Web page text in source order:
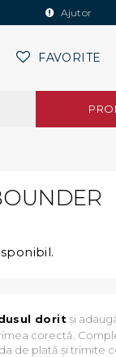
Ajutor
FAVORITE
doritși
corectă.
de plată și trimite